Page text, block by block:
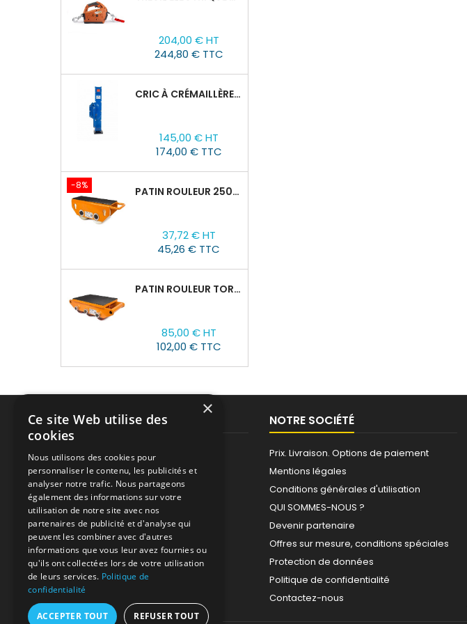
204,00 € HT
244,80 € TTC
CRIC À CRÉMAILLÈRE TOR SJ, 1,5T/60-600 MM
145,00 € HT
174,00 € TTC
-8% PATIN ROULEUR 2500R-02, CAPACITÉ DE CHARGE 2,5T
base
37,72 € HT
45,26 € TTC
PATIN ROULEUR TOR CRO-6 : 8T
85,00 € HT
102,00 € TTC
PRODUITS
Promotions
Nouveaux produits
Meilleures ventes
NOTRE SOCIÉTÉ
Prix. Livraison. Options de paiement
Mentions légales
Conditions générales d'utilisation
QUI SOMMES-NOUS ?
Devenir partenaire
Offres sur mesure, conditions spéciales
Protection de données
Politique de confidentialité
Contactez-nous
×
Ce site Web utilise des
cookies
Nous utilisons des cookies pour
personnaliser le contenu, les publicités et
analyser notre trafic. Nous partageons
également des informations sur votre
utilisation de notre site avec nos
partenaires de publicité et d'analyse qui
peuvent les combiner avec d'autres
informations que vous leur avez fournies ou
qu'ils ont collectées lors de votre utilisation
de leurs services. Politique de
confidentialité
ACCEPTER TOUT REFUSER TOUT